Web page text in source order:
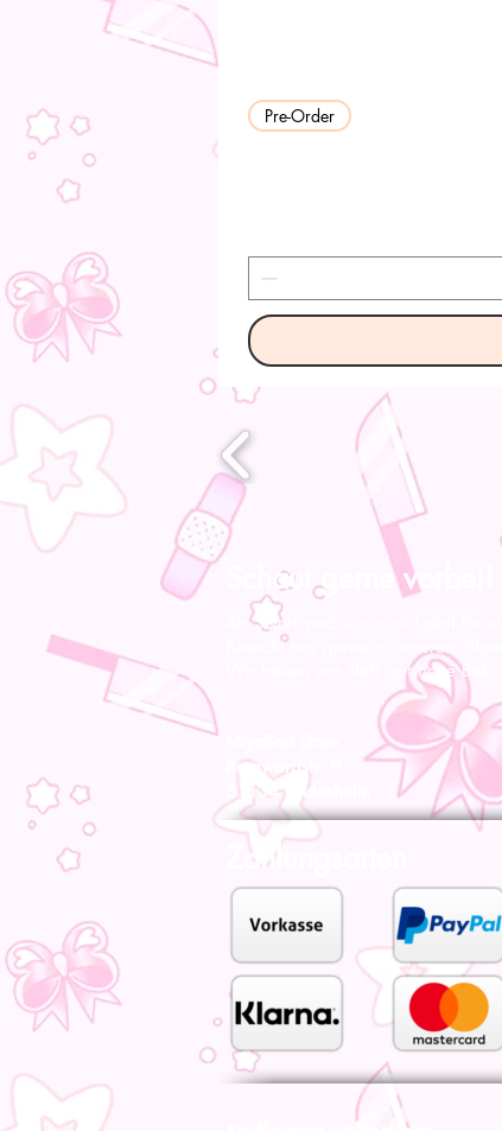
Pre-Order
Schaut gerne vorbei!
Ab Sofort sind wir auch Lokal für
Besucht uns gerne in unserem
Wir freuen uns stets auf neue
Bernwardstr. 9
31134 Hildesheim
Zahlungsarten